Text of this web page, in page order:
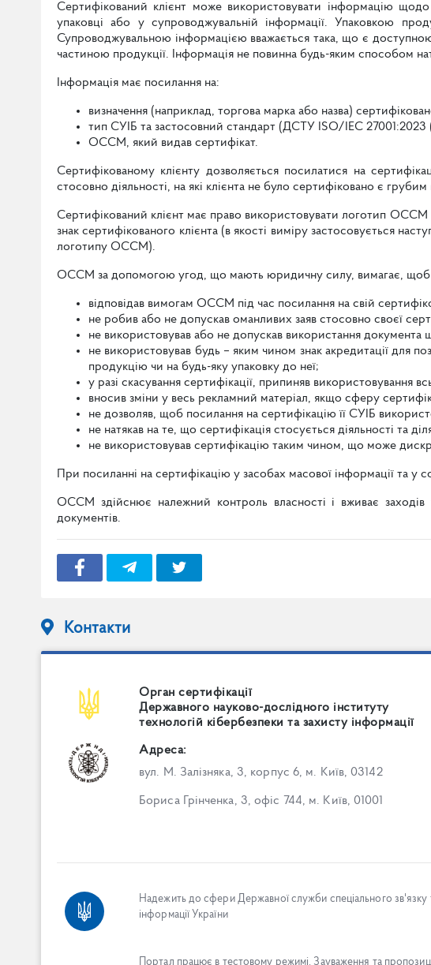
Сертифікований клієнт може використовувати інформацію
упаковці або у супроводжувальній інформації. Упаковкою
Супроводжувальною інформацією вважається така, що є
частиною продукції. Інформація не повинна будь-яким способом
Інформація має посилання на:
визначення (наприклад, торгова марка або назва)
тип СУІБ та застосовний стандарт (ДСТУ ISO/IEC 27001:2023
ОССМ, який видав сертифікат.
Сертифікованому клієнту дозволяється посилатися на
стосовно діяльності, на які клієнта не було сертифіковано є
Сертифікований клієнт має право використовувати логотип
знак сертифікованого клієнта (в якості виміру застосовується
логотипу ОССМ).
ОССМ за допомогою угод, що мають юридичну силу, вимагає, щоб
відповідав вимогам ОССМ під час посилання на свій
не робив або не допускав оманливих заяв стосовно своєї
не використовував або не допускав використання
не використовував будь – яким чином знак акредитації для
продукцію чи на будь-яку упаковку до неї;
у разі скасування сертифікації, припиняв
вносив зміни у весь рекламний матеріал, якщо сферу
не дозволяв, щоб посилання на сертифікацію її СУІБ
не натякав на те, що сертифікація стосується діяльності та
не використовував сертифікацію таким чином, що може
При посиланні на сертифікацію у засобах масової інформації та
ОССМ здійснює належний контроль власності і вживає заходів
документів.
Контакти
Орган сертифікації
Державного науково-дослідного інституту
технологій кібербезпеки та захисту інформації
Адреса:
вул. М. Залізняка, 3, корпус 6, м. Київ, 03142
Бориса Грінченка, 3, офіс 744, м. Київ, 01001
Надежить до сфери Державної служби спеціального зв'язку
інформації України
Портал працює в тестовому режимі. Зауваження та